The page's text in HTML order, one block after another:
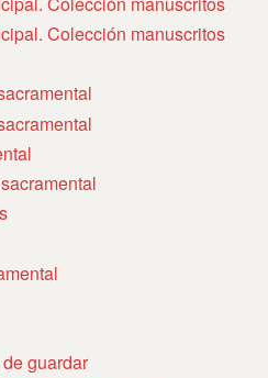
Colección manuscritos
guardar